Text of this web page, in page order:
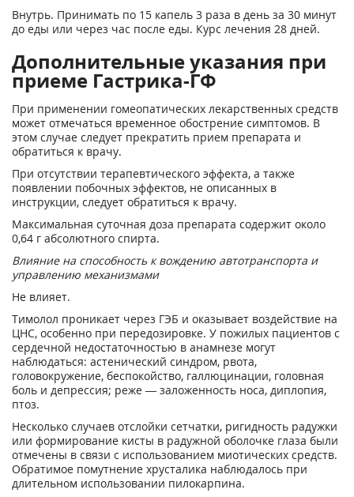
Внутрь. Принимать по 15 капель 3 раза в день за 30 минут
до еды или через час после еды. Курс лечения 28 дней.
Дополнительные указания при
приеме Гастрика-ГФ
При применении гомеопатических лекарственных средств
может отмечаться временное обострение симптомов. В
этом случае следует прекратить прием препарата и
обратиться к врачу.
При отсутствии терапевтического эффекта, а также
появлении побочных эффектов, не описанных в
инструкции, следует обратиться к врачу.
Максимальная суточная доза препарата содержит около
0,64 г абсолютного спирта.
Влияние на способность к вождению автотранспорта и
управлению механизмами
Не влияет.
Тимолол проникает через ГЭБ и оказывает воздействие на
ЦНС, особенно при передозировке. У пожилых пациентов с
сердечной недостаточностью в анамнезе могут
наблюдаться: астенический синдром, рвота,
головокружение, беспокойство, галлюцинации, головная
боль и депрессия; реже — заложенность носа, диплопия,
птоз.
Несколько случаев отслойки сетчатки, ригидность радужки
или формирование кисты в радужной оболочке глаза были
отмечены в связи с использованием миотических средств.
Обратимое помутнение хрусталика наблюдалось при
длительном использовании пилокарпина.